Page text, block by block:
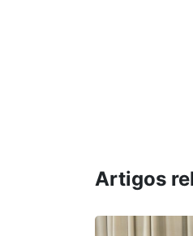
Artigos